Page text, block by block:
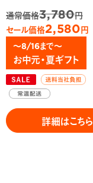
通常価格3,780円
セール価格2,580円
～8/16まで～
お中元・夏ギフト
詳細はこちら